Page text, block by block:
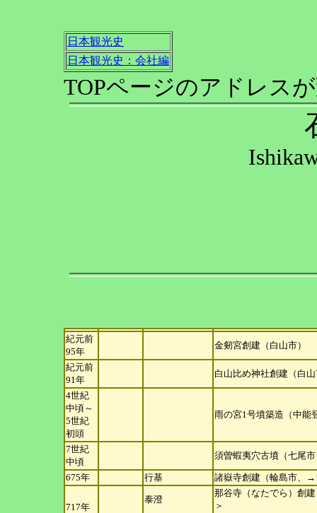
日本観光史
日本観光史：会社編
TOPページのアドレス
紀元前
95年
金剱宮創建（白山市）
紀元前
91年
白山比め神社創建（白
4世紀
中頃～
5世紀
初頭
雨の宮1号墳築造（中能
7世紀
中頃
須曽蝦夷穴古墳（七尾
675年 行基 諸嶽寺創建（輪島市、
717年
泰澄
那谷寺（なたでら）創
＞